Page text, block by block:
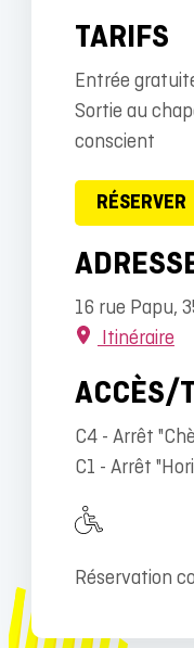
TARIFS
Entrée
Sortie au
conscient
RÉSERVER
16 rue Papu,
Itinéraire
ACCÈS/
C4 - Arrêt
C1 - Arrêt
Réservation